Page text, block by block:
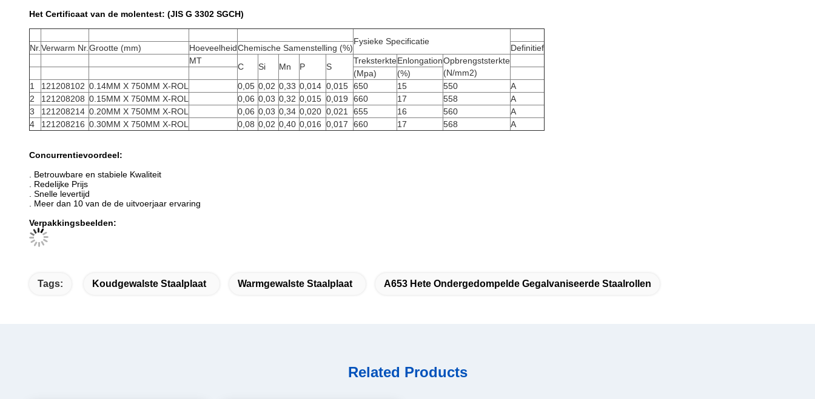
Het Certificaat van de molentest: (JIS G 3302 SGCH)
Fysieke Specificatie
Nr. Verwarm Nr. Grootte (mm) HoeveelheidChemische Samenstelling (%)
Definitief
MT
C Si Mn P S
TreksterkteEnlongationOpbrengststerkte
(N/mm2)
(Mpa)
(%)
1
121208102 0.14MM X 750MM X-ROL 0,05 0,02 0,33 0,014 0,015 650 15 550
A
2
121208208 0.15MM X 750MM X-ROL 0,06 0,03 0,32 0,015 0,019 660 17 558
A
3
121208214 0.20MM X 750MM X-ROL 0,06 0,03 0,34 0,020 0,021 655 16 560
A
4
121208216 0.30MM X 750MM X-ROL 0,08 0,02 0,40 0,016 0,017 660 17 568 A
Concurrentievoordeel:
. Betrouwbare en stabiele Kwaliteit
. Redelijke Prijs
. Snelle levertijd
. Meer dan 10 van de de uitvoerjaar ervaring
Verpakkingsbeelden:
Tags: Koudgewalste Staalplaat Warmgewalste Staalplaat A653 Hete Ondergedompelde Gegalvaniseerde Staalrollen
Related Products